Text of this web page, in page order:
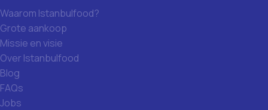
Waarom Istanbulfood?
Grote aankoop
Missie en visie
Over Istanbulfood
Blog
FAQs
Jobs